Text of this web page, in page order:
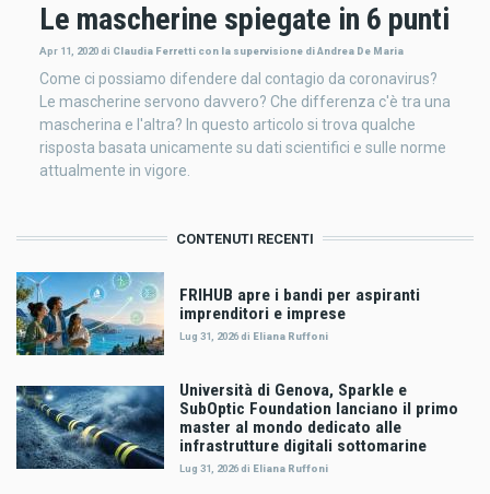
Le mascherine spiegate in 6 punti
Apr 11, 2020di Claudia Ferretti con la supervisione di Andrea De Maria
Come ci possiamo difendere dal contagio da coronavirus?
Le mascherine servono davvero? Che differenza c'è tra una
mascherina e l'altra? In questo articolo si trova qualche
risposta basata unicamente su dati scientifici e sulle norme
attualmente in vigore.
CONTENUTI RECENTI
FRIHUB apre i bandi per aspiranti
imprenditori e imprese
Lug 31, 2026di Eliana Ruffoni
Università di Genova, Sparkle e
SubOptic Foundation lanciano il primo
master al mondo dedicato alle
infrastrutture digitali sottomarine
Lug 31, 2026di Eliana Ruffoni